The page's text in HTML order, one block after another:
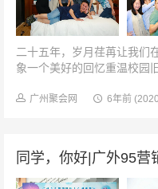
二十五年，岁月荏苒让我们
象一个美好的回忆重温校园
影映笑脸青春时光又重回D...
广州聚会网 6年前
同学，你好|广外95营